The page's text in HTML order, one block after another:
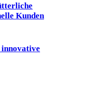
Kunden